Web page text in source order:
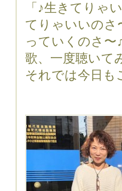
「♪生きてりゃ
てりゃいいのさ
っていくのさ
歌、一度聴いて
それでは今日